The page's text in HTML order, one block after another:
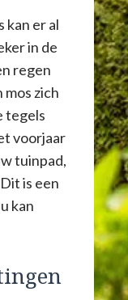
kan er al
in de
regen
zich
tegels
voorjaar
tuinpad,
is een
kan